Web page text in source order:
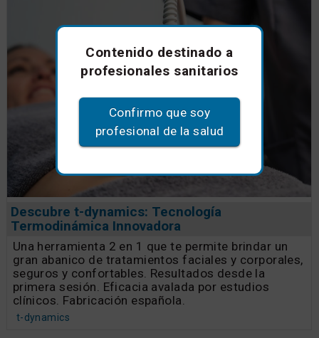
Descubre t-dynamics: Tecnología
Termodinámica Innovadora
Una herramienta 2 en 1 que te permite brindar un
gran abanico de tratamientos faciales y corporales,
seguros y confortables. Resultados desde la
primera sesión. Eficacia avalada por estudios
clínicos. Fabricación española.
t-dynamics
Contenido destinado a
profesionales sanitarios
Confirmo que soy
profesional de la salud